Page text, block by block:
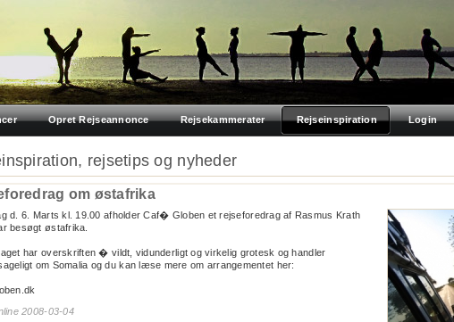
Opret Rejseannonce Rejsekammerater Rejseinspiration Login
rejsetips og nyheder
om østafrika
d. 6. Marts kl. 19.00 afholder Caf� Globen et rejseforedrag af Rasmus Krath
besøgt østafrika.
har overskriften � vildt, vidunderligt og virkelig grotesk og handler
om Somalia og du kan læse mere om arrangementet her:
2008-03-04